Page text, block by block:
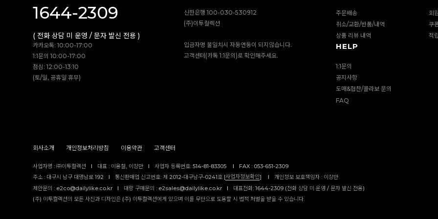
1644-2309
( 전화 상담 미 운영 / 문자 발신 전용 )
카카오톡: 10:00-17:00
1:1문의 10:00-17:00
점심: 12:00-13:10
(토/일, 공휴일 휴무)
신한은행 100-030-530912
(주)이투컬렉션
입금자명 불일치시 자동연동이 되지않습니다.
고객센터(카톡 1:1문의)로 확인해주세요.
주문배송
취소/교환/반품/내역
상품 리뷰 내역
회
쿠
적
HELP
1:1문의
공지사항
도매&협찬/콜라보 문의
FAQ
회사소개 개인정보처리방침 이용약관 고객센터
사업자명 : ㈜이투컬렉션 I 대표 : 이용철, 이창만 I 사업자 등록번호: 514-81-83305 I
FAX : 053-651-2309
주소 : 대구시 남구 대명남로 192
I 통신판매업 신고번호: 제 2012-대구남구-0241호 [사업자정보확인] I
개인정보 보호책임자 : 이창만
제안문의 : e2co@dailylike.co.kr
I 대량 구매문의 : e2sales@dailylike.co.kr I
대표전화: 1644-2309 (전화 상담 미 운영 / 문자 발신 전용)
(주) 이투컬렉션의 모든 사진과 디자인은 (주) 이투컬렉션에게 있으며 이를 무단으로 도용할 시 법적 처벌을 받을 수 있습니다.